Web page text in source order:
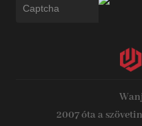
2007 óta a